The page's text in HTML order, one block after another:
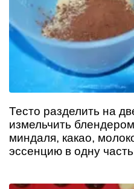
Тесто разделить на
измельчить
миндаля, какао,
эссенцию в одну